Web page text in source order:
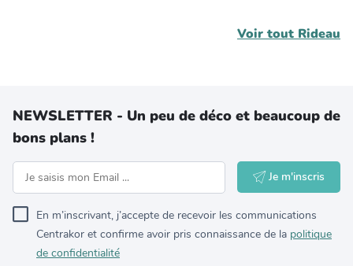
Voir tout Rideau
NEWSLETTER - Un peu de déco et beaucoup de
bons plans !
Je m'inscris
En m’inscrivant, j’accepte de recevoir les communications
Centrakor et confirme avoir pris connaissance de la politique
de confidentialité